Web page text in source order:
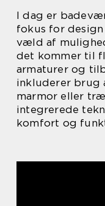
I dag er
fokus for
væld af
det kommer til
armaturer og
inkluderer brug
marmor eller
integrerede
komfort og